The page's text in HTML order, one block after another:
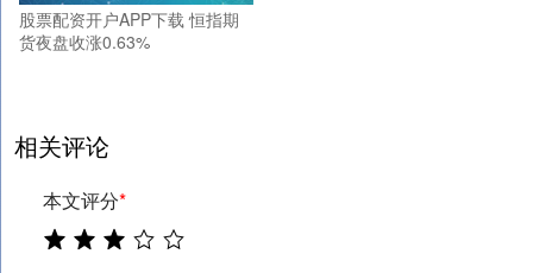
股票配资开户APP下载 恒指期
货夜盘收涨0.63%
相关评论
本文评分*